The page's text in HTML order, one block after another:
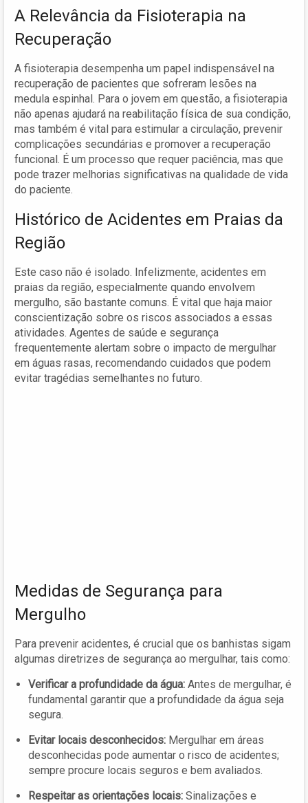
A Relevância da Fisioterapia na
Recuperação
A fisioterapia desempenha um papel indispensável na
recuperação de pacientes que sofreram lesões na
medula espinhal. Para o jovem em questão, a fisioterapia
não apenas ajudará na reabilitação física de sua condição,
mas também é vital para estimular a circulação, prevenir
complicações secundárias e promover a recuperação
funcional. É um processo que requer paciência, mas que
pode trazer melhorias significativas na qualidade de vida
do paciente.
Histórico de Acidentes em Praias da
Região
Este caso não é isolado. Infelizmente, acidentes em
praias da região, especialmente quando envolvem
mergulho, são bastante comuns. É vital que haja maior
conscientização sobre os riscos associados a essas
atividades. Agentes de saúde e segurança
frequentemente alertam sobre o impacto de mergulhar
em águas rasas, recomendando cuidados que podem
evitar tragédias semelhantes no futuro.
Medidas de Segurança para
Mergulho
Para prevenir acidentes, é crucial que os banhistas sigam
algumas diretrizes de segurança ao mergulhar, tais como:
Verificar a profundidade da água: Antes de mergulhar, é
fundamental garantir que a profundidade da água seja
segura.
Evitar locais desconhecidos: Mergulhar em áreas
desconhecidas pode aumentar o risco de acidentes;
sempre procure locais seguros e bem avaliados.
Respeitar as orientações locais: Sinalizações e